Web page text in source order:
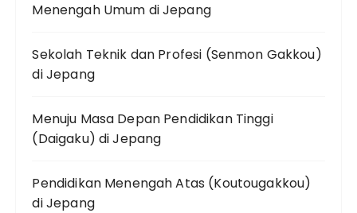
Menengah Umum di Jepang
Sekolah Teknik dan Profesi (Senmon Gakkou)
di Jepang
Menuju Masa Depan Pendidikan Tinggi
(Daigaku) di Jepang
Pendidikan Menengah Atas (Koutougakkou)
di Jepang